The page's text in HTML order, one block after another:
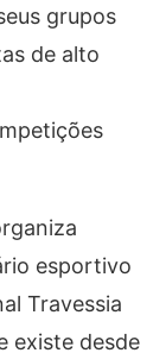
grupos
de alto
esportivo
Travessia
existe desde